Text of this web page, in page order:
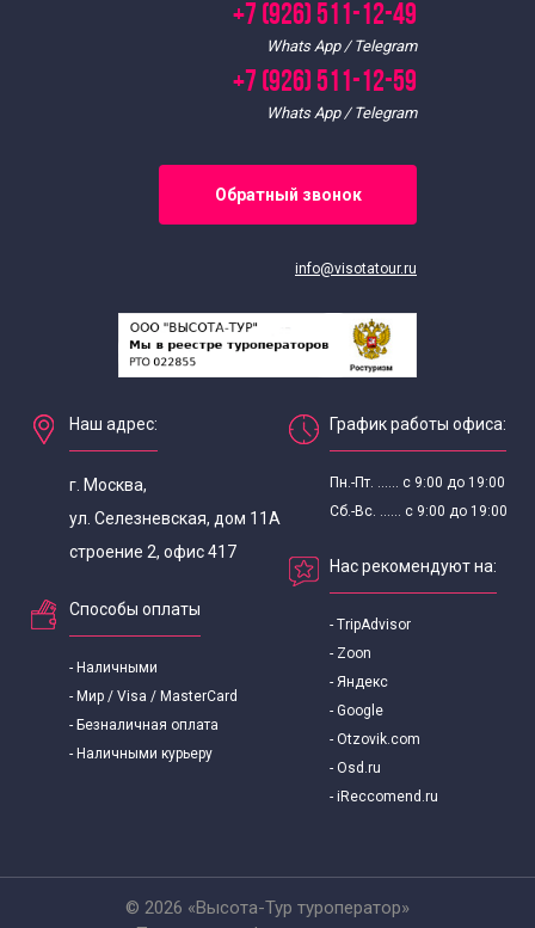
+7 (926) 511-12-49
Whats App / Telegram
+7 (926) 511-12-59
Whats App / Telegram
Обратный звонок
info@visotatour.ru
Наш адрес:
г. Москва,
ул. Селезневская, дом 11А
строение 2, офис 417
Способы оплаты
- Наличными
- Мир / Visa / MasterCard
- Безналичная оплата
- Наличными курьеру
График работы офиса:
Пн.-Пт. ...... с 9:00 до 19:00
Сб.-Вс. ...... с 9:00 до 19:00
Нас рекомендуют на:
- TripAdvisor
- Zoon
- Яндекс
- Google
- Otzovik.com
- Osd.ru
- iReccomend.ru
© 2026 «Высота-Тур туроператор»